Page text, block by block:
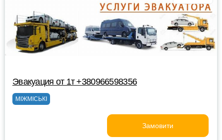
Эвакуация от 1т +380966598356
МІЖМІСЬКІ
Замовити